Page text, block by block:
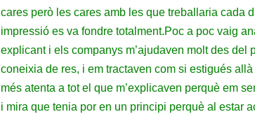
cares però les cares amb les que treballaria cada
impressió es va fondre totalment.Poc a poc vaig
explicant i els companys m’ajudaven molt des del
coneixia de res, i em tractaven com si estigués
més atenta a tot el que m’explicaven perquè em
i mira que tenia por en un principi perquè al estar